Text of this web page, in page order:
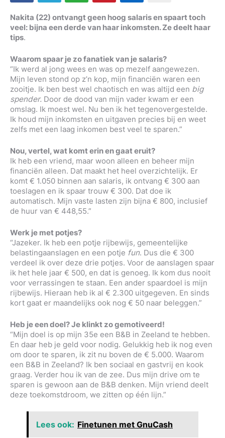
Nakita (22) ontvangt geen hoog salaris en spaart toch
veel: bijna een derde van haar inkomsten. Ze deelt haar
tips.
Waarom spaar je zo fanatiek van je salaris?
“Ik werd al jong wees en was op mezelf aangewezen.
Mijn leven stond op z’n kop, mijn financiën waren een
zooitje. Ik ben best wel chaotisch en was altijd een big
spender. Door de dood van mijn vader kwam er een
omslag. Ik moest wel. Nu ben ik het tegenovergestelde.
Ik houd mijn inkomsten en uitgaven precies bij en weet
zelfs met een laag inkomen best veel te sparen.”
Nou, vertel, wat komt erin en gaat eruit?
Ik heb een vriend, maar woon alleen en beheer mijn
financiën alleen. Dat maakt het heel overzichtelijk. Er
komt € 1.050 binnen aan salaris, ik ontvang € 300 aan
toeslagen en ik spaar trouw € 300. Dat doe ik
automatisch. Mijn vaste lasten zijn bijna € 800, inclusief
de huur van € 448,55.”
Werk je met potjes?
“Jazeker. Ik heb een potje rijbewijs, gemeentelijke
belastingaanslagen en een potje fun. Dus die € 300
verdeel ik over deze drie potjes. Voor de aanslagen spaar
ik het hele jaar € 500, en dat is genoeg. Ik kom dus nooit
voor verrassingen te staan. Een ander spaardoel is mijn
rijbewijs. Hieraan heb ik al € 2.300 uitgegeven. En sinds
kort gaat er maandelijks ook nog € 50 naar beleggen.”
Heb je een doel? Je klinkt zo gemotiveerd!
“Mijn doel is op mijn 35e een B&B in Zeeland te hebben.
En daar heb je geld voor nodig. Gelukkig heb ik nog even
om door te sparen, ik zit nu boven de € 5.000. Waarom
een B&B in Zeeland? Ik ben sociaal en gastvrij en kook
graag. Verder hou ik van de zee. Dus mijn drive om te
sparen is gewoon aan de B&B denken. Mijn vriend deelt
deze toekomstdroom, we zitten op één lijn.”
Lees ook: Finetunen met GnuCash